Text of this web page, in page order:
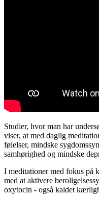
Studier, hvor man har
viser, at med daglig
følelser, mindske
samhørighed og mindske
I meditationer med fokus på
med at aktivere
oxytocin - også kaldet